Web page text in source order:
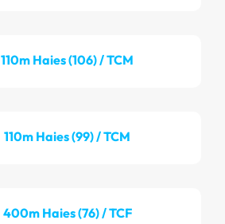
110m Haies (106) / TCM
110m Haies (99) / TCM
400m Haies (76) / TCF